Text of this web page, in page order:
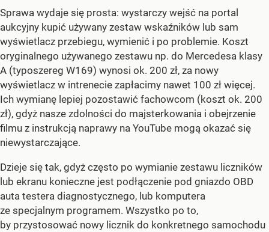
Sprawa wydaje się prosta: wystarczy wejść na portal
aukcyjny kupić używany zestaw wskaźników lub sam
wyświetlacz przebiegu, wymienić i po problemie. Koszt
oryginalnego używanego zestawu np. do Mercedesa klasy
A (typoszereg W169) wynosi ok. 200 zł, za nowy
wyświetlacz w intrenecie zapłacimy nawet 100 zł więcej.
Ich wymianę lepiej pozostawić fachowcom (koszt ok. 200
zł), gdyż nasze zdolności do majsterkowania i obejrzenie
filmu z instrukcją naprawy na YouTube mogą okazać się
niewystarczające.
Dzieje się tak, gdyż często po wymianie zestawu liczników
lub ekranu konieczne jest podłączenie pod gniazdo OBD
auta testera diagnostycznego, lub komputera
ze specjalnym programem. Wszystko po to,
by przystosować nowy licznik do konkretnego samochodu